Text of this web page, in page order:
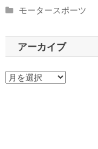
モータースポーツ
アーカイブ
ア